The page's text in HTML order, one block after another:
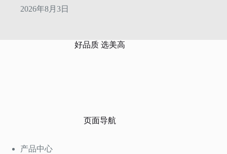
2026年8月3日
好品质 选美高
页面导航
产品中心